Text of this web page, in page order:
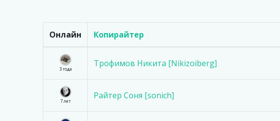
Онлайн Копирайтер
3 года
Трофимов Никита [Nikizoiberg]
7 лет
Райтер Соня [sonich]